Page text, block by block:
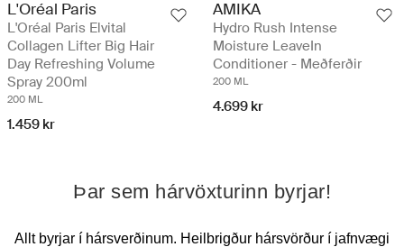
L'Oréal Paris
L'Oréal Paris Elvital
Collagen Lifter Big Hair
Day Refreshing Volume
Spray 200ml
200 ML
1.459 kr
AMIKA
Hydro Rush Intense
Moisture LeaveIn
Conditioner - Meðferðir
200 ML
4.699 kr
Þar sem hárvöxturinn byrjar!
Allt byrjar í hársverðinum. Heilbrigður hársvörður í jafnvægi